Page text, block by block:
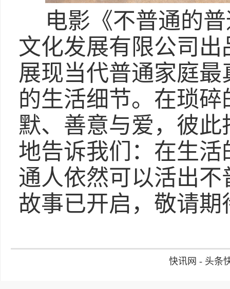
电影《不普通的
文化发展有限公司
展现当代普通家庭
的生活细节。在琐
默、善意与爱，彼
地告诉我们：在生
通人依然可以活出
故事已开启，敬请
快讯网 - 头条